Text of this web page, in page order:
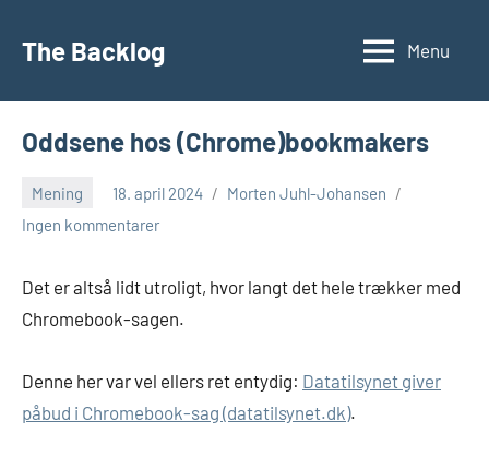
The Backlog Menu
Oddsene hos (Chrome)bookmakers
Mening 18. april 2024
Morten Juhl-Johansen
Ingen kommentarer
Det er altså lidt utroligt, hvor langt det hele trækker med
Chromebook-sagen.
Denne her var vel ellers ret entydig: Datatilsynet giver
påbud i Chromebook-sag (datatilsynet.dk).